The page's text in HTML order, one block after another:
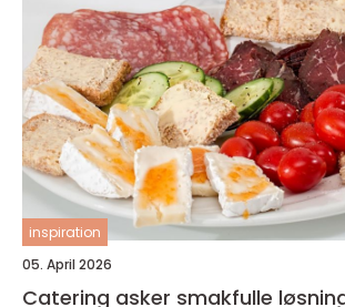
inspiration
05. April 2026
Catering asker smakfulle løsninger for små